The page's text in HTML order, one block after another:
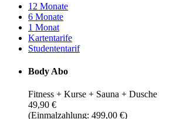
12 Monate
6 Monate
1 Monat
Kartentarife
Studententarif
Body Abo
Fitness + Kurse + Sauna + Dusche
49,90 €
(Einmalzahlung: 499,00 €)